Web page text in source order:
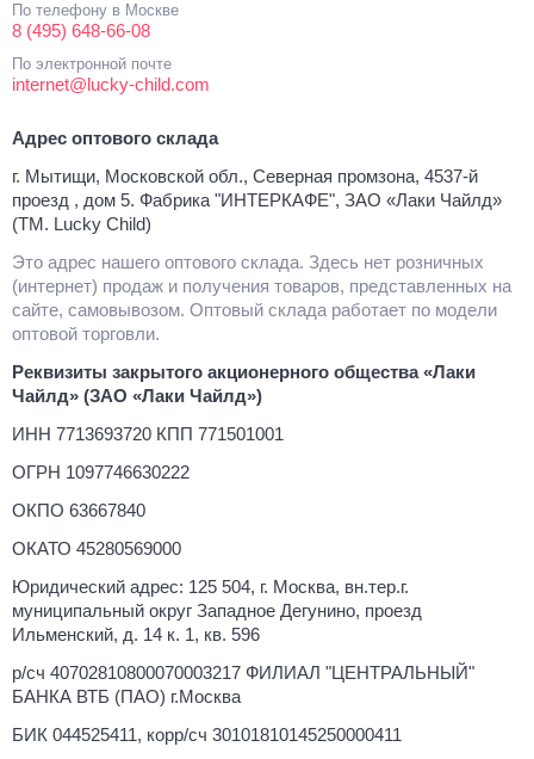
По телефону в Москве
8 (495) 648-66-08
По электронной почте
internet@lucky-child.com
Адрес оптового склада
г. Мытищи, Московской обл., Северная промзона, 4537-й
проезд , дом 5. Фабрика "ИНТЕРКАФЕ", ЗАО «Лаки Чайлд»
(ТМ. Lucky Child)
Это адрес нашего оптового склада. Здесь нет розничных
(интернет) продаж и получения товаров, представленных на
сайте, самовывозом. Оптовый склада работает по модели
оптовой торговли.
Реквизиты закрытого акционерного общества «Лаки
Чайлд» (ЗАО «Лаки Чайлд»)
ИНН 7713693720 КПП 771501001
ОГРН 1097746630222
ОКПО 63667840
ОКАТО 45280569000
Юридический адрес: 125 504, г. Москва, вн.тер.г.
муниципальный округ Западное Дегунино, проезд
Ильменский, д. 14 к. 1, кв. 596
р/сч 40702810800070003217 ФИЛИАЛ "ЦЕНТРАЛЬНЫЙ"
БАНКА ВТБ (ПАО) г.Москва
БИК 044525411, корр/сч 30101810145250000411